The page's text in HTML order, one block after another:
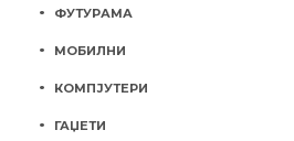
ФУТУРАМА
МОБИЛНИ
КОМПЈУТЕРИ
ГАЏЕТИ